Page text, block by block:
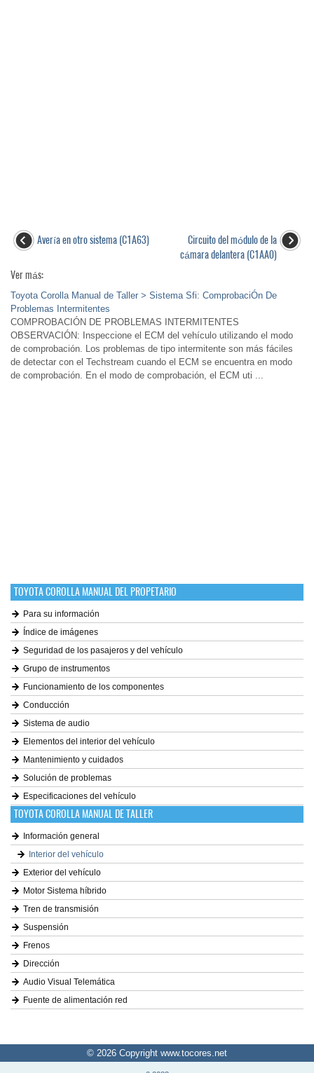
Avería en otro sistema (C1A63)
Circuito del módulo de la
cámara delantera (C1AA0)
Ver más:
Toyota Corolla Manual de Taller > Sistema Sfi: ComprobaciÓn De
Problemas Intermitentes
COMPROBACIÓN DE PROBLEMAS INTERMITENTES
OBSERVACIÓN: Inspeccione el ECM del vehículo utilizando el modo
de comprobación. Los problemas de tipo intermitente son más fáciles
de detectar con el Techstream cuando el ECM se encuentra en modo
de comprobación. En el modo de comprobación, el ECM uti ...
TOYOTA COROLLA MANUAL DEL PROPETARIO
Para su información
Índice de imágenes
Seguridad de los pasajeros y del vehículo
Grupo de instrumentos
Funcionamiento de los componentes
Conducción
Sistema de audio
Elementos del interior del vehículo
Mantenimiento y cuidados
Solución de problemas
Especificaciones del vehículo
TOYOTA COROLLA MANUAL DE TALLER
Información general
Interior del vehículo
Exterior del vehículo
Motor Sistema híbrido
Tren de transmisión
Suspensión
Frenos
Dirección
Audio Visual Telemática
Fuente de alimentación red
© 2026 Copyright www.tocores.net